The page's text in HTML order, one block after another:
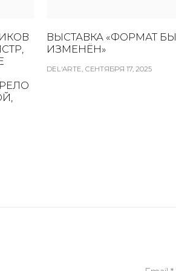
ВЫСТАВКА «ФОРМАТ
ИЗМЕНЁН»
DEL'ARTE, СЕНТЯБРЯ 17, 2025